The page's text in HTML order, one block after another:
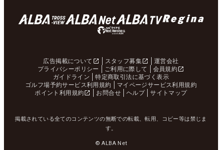
広告掲載について スタッフ募集
運営会社
プライバシーポリシー
ご利用に際して
会員規約
ガイドライン
特定商取引法に基づく表示
ゴルフ場予約サービス利用規約
マイページサービス利用規約
ポイント利用規約
お問合せ ヘルプ サイトマップ
掲載されている全てのコンテンツの無断での転載、転用、コピー等は禁じま
す。
© ALBA Net